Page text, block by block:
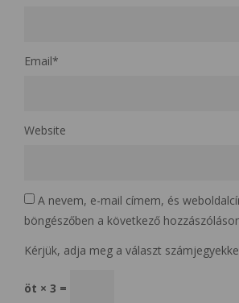
Email*
Website
A nevem, e-mail címem, és
böngészőben a következő
Kérjük, adja meg a választ
öt × 3 =